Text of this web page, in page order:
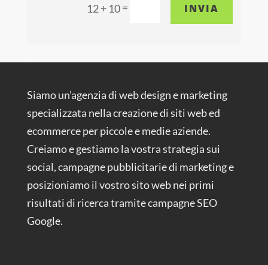
12 + 10= INVIA
Siamo un’agenzia di web design e marketing
specializzata nella creazione di siti web ed
ecommerce per piccole e medie aziende.
Creiamo e gestiamo la vostra strategia sui
social, campagne pubblicitarie di marketing e
posizioniamo il vostro sito web nei primi
risultati di ricerca tramite campagne SEO
Google.